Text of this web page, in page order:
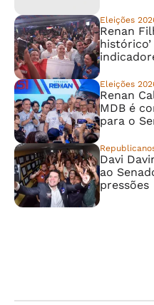
Eleições
Renan
Eleições
Renan
MDB é
para o
Davi
ao
pressões